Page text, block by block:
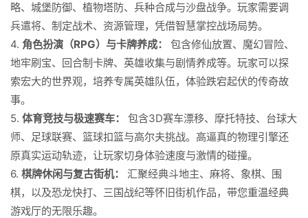
略、城堡防御、植物塔防、兵种合成与沙盘战争。玩家需要调
兵遣将、制定战术、资源管理，凭借智慧掌控战场局势。
4. 角色扮演（RPG）与卡牌养成：
包含修仙放置、魔幻冒险、
地牢刷宝、回合制卡牌、英雄收集与剧情养成等。玩家可以探
索宏大的世界观，培养专属英雄队伍，体验跌宕起伏的传奇故
事。
5. 体育竞技与极速赛车：
包含3D赛车漂移、摩托特技、台球大
师、足球联赛、篮球扣篮与高尔夫挑战。高逼真的物理引擎还
原真实运动轨迹，让玩家切身体验速度与激情的碰撞。
6. 棋牌休闲与复古街机：
汇聚经典斗地主、麻将、象棋、围
棋，以及恐龙快打、三国战纪等怀旧街机作品，带您重温经典
游戏厅的无限乐趣。